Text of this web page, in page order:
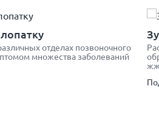
отделах позвоночного
множества заболеваний